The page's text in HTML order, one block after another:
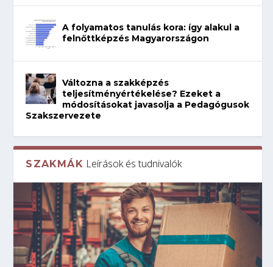
A folyamatos tanulás kora: így alakul a
felnőttképzés Magyarországon
Változna a szakképzés
teljesítményértékelése? Ezeket a
módosításokat javasolja a Pedagógusok
Szakszervezete
SZAKMÁK Leírások és tudnivalók